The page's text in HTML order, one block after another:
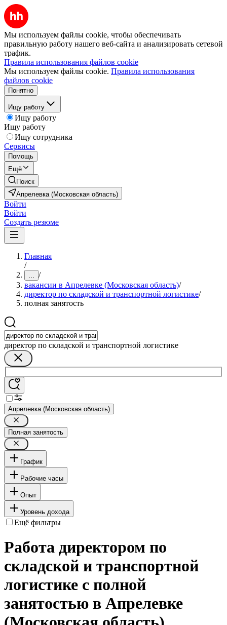
Мы используем файлы cookie, чтобы обеспечивать
правильную работу нашего веб-сайта и анализировать сетевой
трафик.
Правила использования файлов cookie
Мы используем файлы cookie. Правила использования
файлов cookie
Понятно
Ищу работу
Ищу работу
Ищу работу
Ищу сотрудника
Сервисы
Помощь
Ещё
Поиск
Апрелевка (Московская область)
Войти
Войти
Создать резюме
Главная
/
... /
вакансии в Апрелевке (Московская область)/
директор по складской и транспортной логистике/
полная занятость
директор по складской и транспортной логистике
Апрелевка (Московская область)
Полная занятость
График
Рабочие часы
Опыт
Уровень дохода
Ещё фильтры
Работа директором по
складской и транспортной
логистике с полной
занятостью в Апрелевке